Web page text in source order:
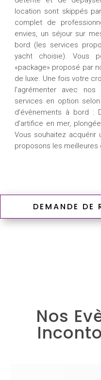
location sont skippés
complet de
envies, un séjour sur
bord (les services
yacht choisie). Vous
«package» proposé par
de luxe. Une fois votre
l’agrémenter avec
services en option
d’évènements à bord :
d’artifice en mer,
Vous souhaitez acquérir
proposons les
DEMANDE DE
Nos